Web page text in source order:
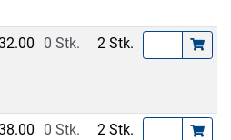
0 Stk. 2 Stk.
0 Stk. 2 Stk.